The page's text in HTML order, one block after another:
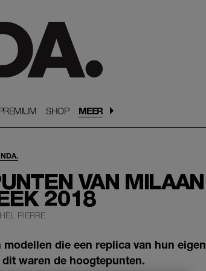
SHOP
SHOP MEER
VAN MILAAN
2018
PIERRE
modellen die een replica van hun eigen
waren de hoogtepunten.